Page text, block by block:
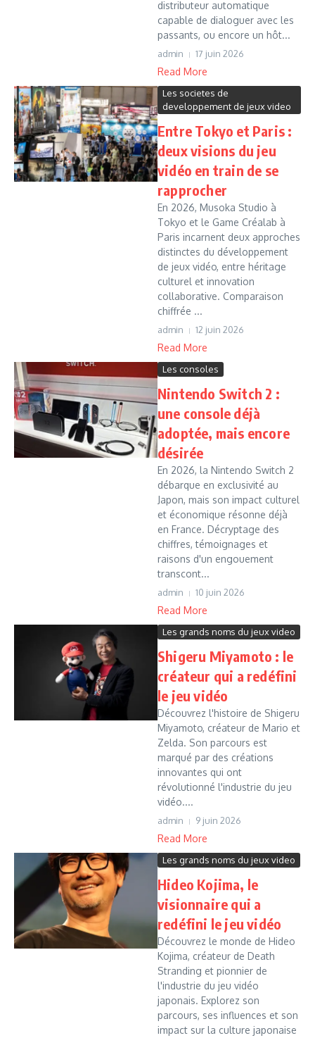
distributeur automatique
capable de dialoguer avec les
passants, ou encore un hôt...
admin 17 juin 2026
Read More
Les societes de
developpement de jeux video
Entre Tokyo et Paris :
deux visions du jeu
vidéo en train de se
rapprocher
En 2026, Musoka Studio à
Tokyo et le Game Créalab à
Paris incarnent deux approches
distinctes du développement
de jeux vidéo, entre héritage
culturel et innovation
collaborative. Comparaison
chiffrée ...
admin 12 juin 2026
Read More
Les consoles
Nintendo Switch 2 :
une console déjà
adoptée, mais encore
désirée
En 2026, la Nintendo Switch 2
débarque en exclusivité au
Japon, mais son impact culturel
et économique résonne déjà
en France. Décryptage des
chiffres, témoignages et
raisons d'un engouement
transcont...
admin 10 juin 2026
Read More
Les grands noms du jeux video
Shigeru Miyamoto : le
créateur qui a redéfini
le jeu vidéo
Découvrez l'histoire de Shigeru
Miyamoto, créateur de Mario et
Zelda. Son parcours est
marqué par des créations
innovantes qui ont
révolutionné l'industrie du jeu
vidéo....
admin 9 juin 2026
Read More
Les grands noms du jeux video
Hideo Kojima, le
visionnaire qui a
redéfini le jeu vidéo
Découvrez le monde de Hideo
Kojima, créateur de Death
Stranding et pionnier de
l'industrie du jeu vidéo
japonais. Explorez son
parcours, ses influences et son
impact sur la culture japonaise